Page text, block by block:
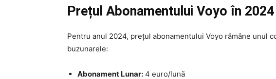
Prețul Abonamentului Voyo în 2024
Pentru anul 2024, prețul abonamentului Voyo rămâne unul
buzunarele:
Abonament Lunar: 4 euro/lună